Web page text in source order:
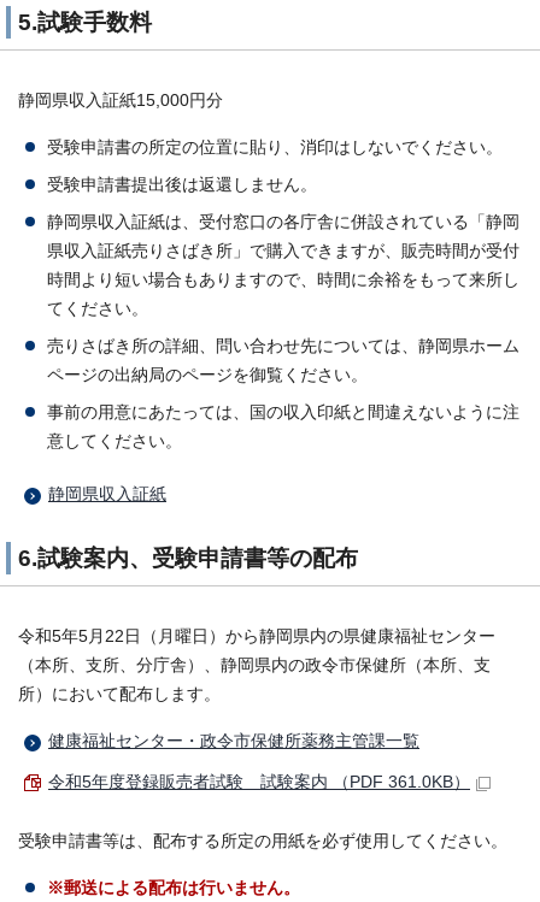
5.試験手数料
静岡県収入証紙15,000円分
受験申請書の所定の位置に貼り、消印はしないでください。
受験申請書提出後は返還しません。
静岡県収入証紙は、受付窓口の各庁舎に併設されている「静岡
県収入証紙売りさばき所」で購入できますが、販売時間が受付
時間より短い場合もありますので、時間に余裕をもって来所し
てください。
売りさばき所の詳細、問い合わせ先については、静岡県ホーム
ページの出納局のページを御覧ください。
事前の用意にあたっては、国の収入印紙と間違えないように注
意してください。
静岡県収入証紙
6.試験案内、受験申請書等の配布
令和5年5月22日（月曜日）から静岡県内の県健康福祉センター
（本所、支所、分庁舎）、静岡県内の政令市保健所（本所、支
所）において配布します。
健康福祉センター・政令市保健所薬務主管課一覧
令和5年度登録販売者試験 試験案内 （PDF 361.0KB）
受験申請書等は、配布する所定の用紙を必ず使用してください。
※郵送による配布は行いません。